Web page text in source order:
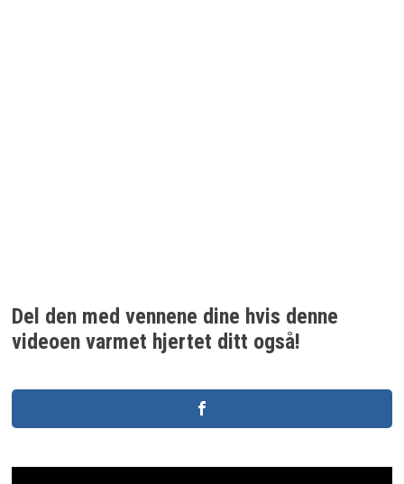
Del den med vennene dine hvis denne
videoen varmet hjertet ditt også!